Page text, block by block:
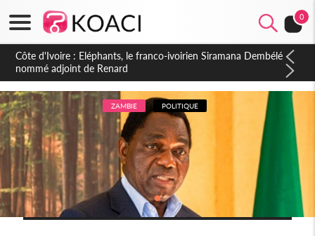
0
Cameroun : 5 combattants séparatistes neutralisés, le Mindef
dément les rumeurs d'exactions des civils
ZAMBIE POLITIQUE